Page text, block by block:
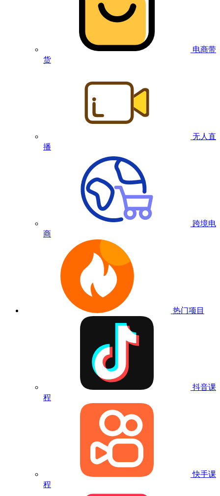
电商带
货
无人直
播
跨境电
商
热门项目
抖音课
程
快手课
程